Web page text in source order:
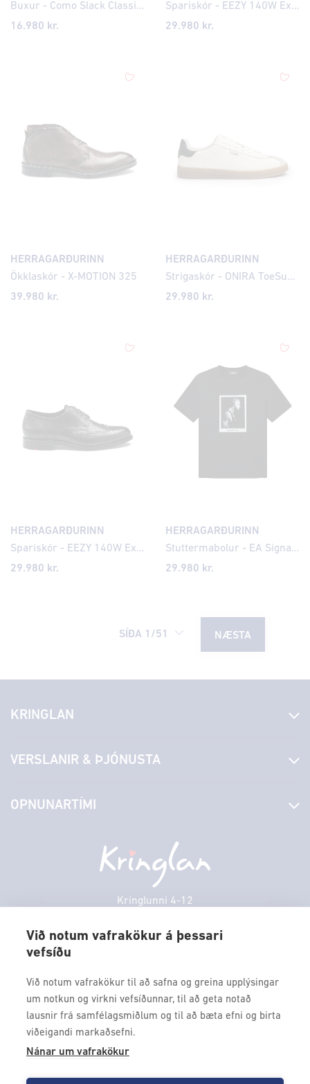
Við notum vafrakökur á þessari
vefsíðu
Við notum vafrakökur til að safna og greina upplýsingar
um notkun og virkni vefsíðunnar, til að geta notað
lausnir frá samfélagsmiðlum og til að bæta efni og birta
viðeigandi markaðsefni.
Nánar um vafrakökur
Buxur - Como Slack Classic Loose Fit
16.980 kr.
Spariskór - EEZY 140W Extrawide
29.980 kr.
HERRAGARÐURINN
Ökklaskór - X-MOTION 325
39.980 kr.
HERRAGARÐURINN
Strigaskór - ONIRA ToeSuede
29.980 kr.
HERRAGARÐURINN
Spariskór - EEZY 140W Extrawide
29.980 kr.
HERRAGARÐURINN
Stuttermabolur - EA Signature Photo
29.980 kr.
SÍÐA 1 /51 NÆSTA
Kringlunni 4-12
kringlan@kringlan.is
KRINGLAN
Laus störf
Hafðu samband
Persónuverndarstefna
VERSLANIR & ÞJÓNUSTA
Borgarbókasafn
Borgarleikhúsið
Ævintýraland
OPNUNARTÍMI
Miðvikudagur
VERTU MEÐ
Fáðu forskot á dagskrána okkar og sértilboð með því að skrá